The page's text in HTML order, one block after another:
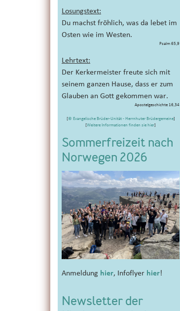
Losungstext:
Du machst fröhlich, was da lebet im
Osten wie im Westen.
Psalm 65,9
Lehrtext:
Der Kerkermeister freute sich mit
seinem ganzen Hause, dass er zum
Glauben an Gott gekommen war.
Apostelgeschichte 16,34
[© Evangelische Brüder-Unität - Herrnhuter Brüdergemeine]
[Weitere Informationen finden sie hier]
Sommerfreizeit nach
Norwegen 2026
Anmeldung hier, Infoflyer hier!
Newsletter der